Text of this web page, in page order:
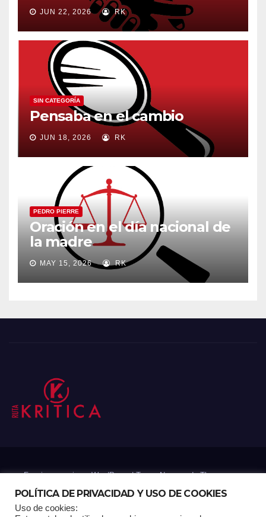
JUN 22, 2026 RK
SIN CATEGORÍA
Pensaba en el cambio
JUN 18, 2026 RK
PEDRO PIERRE
Oración en el día nacional de
la madre
MAY 15, 2026 RK
Funciona gracias a WordPress|Tema: Newsup deThemeansar
POLÍTICA DE PRIVACIDAD Y USO DE COOKIES
Uso de cookies: